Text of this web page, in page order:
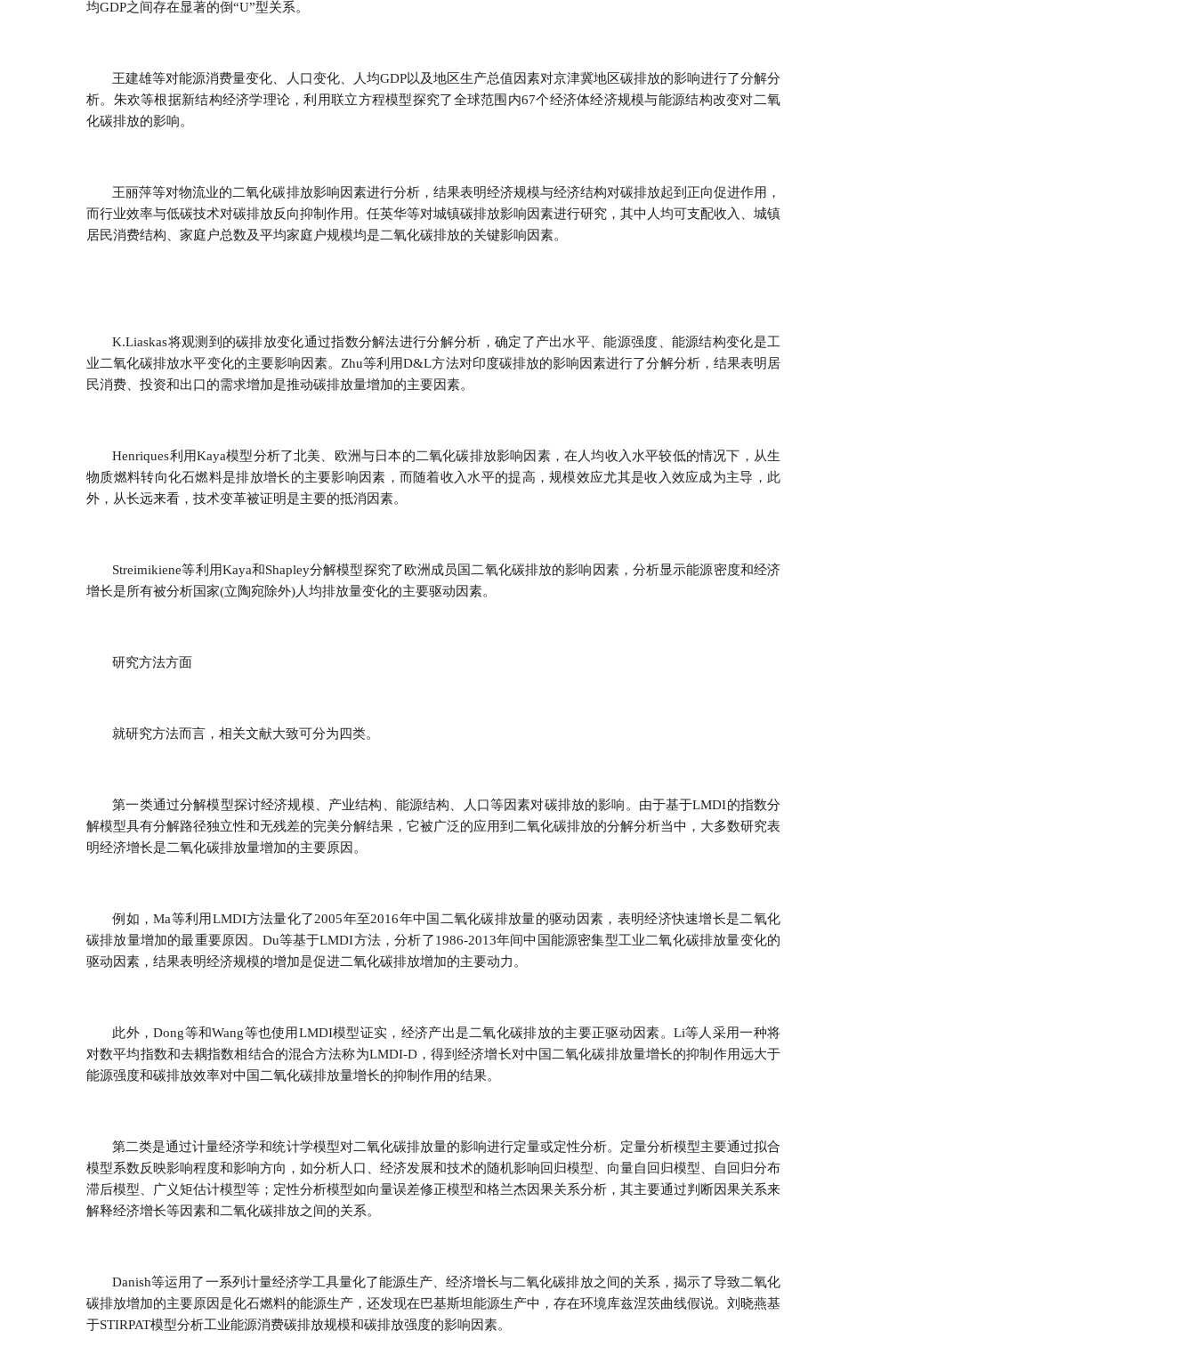
均GDP之间存在显著的倒“U”型关系。
王建雄等对能源消费量变化、人口变化、人均GDP以及地区生产总值因素对京津冀地区碳排放的影响进行了分解分
析。朱欢等根据新结构经济学理论，利用联立方程模型探究了全球范围内67个经济体经济规模与能源结构改变对二氧
化碳排放的影响。
王丽萍等对物流业的二氧化碳排放影响因素进行分析，结果表明经济规模与经济结构对碳排放起到正向促进作用，
而行业效率与低碳技术对碳排放反向抑制作用。任英华等对城镇碳排放影响因素进行研究，其中人均可支配收入、城镇
居民消费结构、家庭户总数及平均家庭户规模均是二氧化碳排放的关键影响因素。
K.Liaskas将观测到的碳排放变化通过指数分解法进行分解分析，确定了产出水平、能源强度、能源结构变化是工
业二氧化碳排放水平变化的主要影响因素。Zhu等利用D&L方法对印度碳排放的影响因素进行了分解分析，结果表明居
民消费、投资和出口的需求增加是推动碳排放量增加的主要因素。
Henriques利用Kaya模型分析了北美、欧洲与日本的二氧化碳排放影响因素，在人均收入水平较低的情况下，从生
物质燃料转向化石燃料是排放增长的主要影响因素，而随着收入水平的提高，规模效应尤其是收入效应成为主导，此
外，从长远来看，技术变革被证明是主要的抵消因素。
Streimikiene等利用Kaya和Shapley分解模型探究了欧洲成员国二氧化碳排放的影响因素，分析显示能源密度和经济
增长是所有被分析国家(立陶宛除外)人均排放量变化的主要驱动因素。
研究方法方面
就研究方法而言，相关文献大致可分为四类。
第一类通过分解模型探讨经济规模、产业结构、能源结构、人口等因素对碳排放的影响。由于基于LMDI的指数分
解模型具有分解路径独立性和无残差的完美分解结果，它被广泛的应用到二氧化碳排放的分解分析当中，大多数研究表
明经济增长是二氧化碳排放量增加的主要原因。
例如，Ma等利用LMDI方法量化了2005年至2016年中国二氧化碳排放量的驱动因素，表明经济快速增长是二氧化
碳排放量增加的最重要原因。Du等基于LMDI方法，分析了1986-2013年间中国能源密集型工业二氧化碳排放量变化的
驱动因素，结果表明经济规模的增加是促进二氧化碳排放增加的主要动力。
此外，Dong等和Wang等也使用LMDI模型证实，经济产出是二氧化碳排放的主要正驱动因素。Li等人采用一种将
对数平均指数和去耦指数相结合的混合方法称为LMDI-D，得到经济增长对中国二氧化碳排放量增长的抑制作用远大于
能源强度和碳排放效率对中国二氧化碳排放量增长的抑制作用的结果。
第二类是通过计量经济学和统计学模型对二氧化碳排放量的影响进行定量或定性分析。定量分析模型主要通过拟合
模型系数反映影响程度和影响方向，如分析人口、经济发展和技术的随机影响回归模型、向量自回归模型、自回归分布
滞后模型、广义矩估计模型等；定性分析模型如向量误差修正模型和格兰杰因果关系分析，其主要通过判断因果关系来
解释经济增长等因素和二氧化碳排放之间的关系。
Danish等运用了一系列计量经济学工具量化了能源生产、经济增长与二氧化碳排放之间的关系，揭示了导致二氧化
碳排放增加的主要原因是化石燃料的能源生产，还发现在巴基斯坦能源生产中，存在环境库兹涅茨曲线假说。刘晓燕基
于STIRPAT模型分析工业能源消费碳排放规模和碳排放强度的影响因素。